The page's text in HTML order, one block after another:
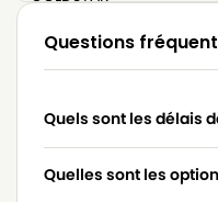
LG-
LG-
GOLDSTAR
LG-
LG-
GOLDSTAR
LG-
Questions
Quels sont les délais
Quelles sont les